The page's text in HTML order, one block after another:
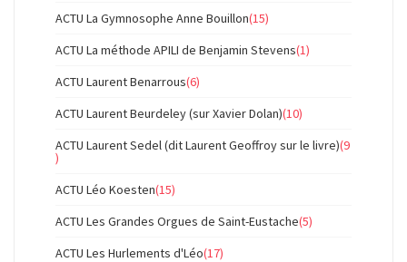
ACTU La Gymnosophe Anne Bouillon(15)
ACTU La méthode APILI de Benjamin Stevens(1)
ACTU Laurent Benarrous(6)
ACTU Laurent Beurdeley (sur Xavier Dolan)(10)
ACTU Laurent Sedel (dit Laurent Geoffroy sur le livre)(9
)
ACTU Léo Koesten(15)
ACTU Les Grandes Orgues de Saint-Eustache(5)
ACTU Les Hurlements d'Léo(17)